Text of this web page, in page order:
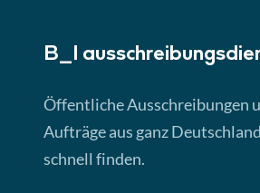
Lektion 3
► 4:31 Min
B_I
Öffentliche Ausschreibungen
Aufträge aus ganz
schnell finden.